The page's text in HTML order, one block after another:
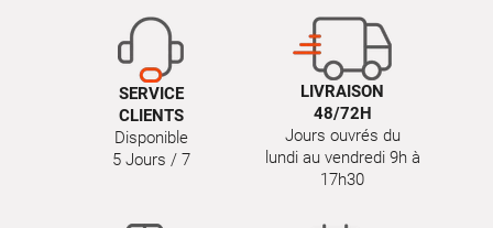
SERVICE
CLIENTS
Disponible
5 Jours / 7
LIVRAISON
48/72H
Jours ouvrés du
lundi au vendredi 9h à
17h30